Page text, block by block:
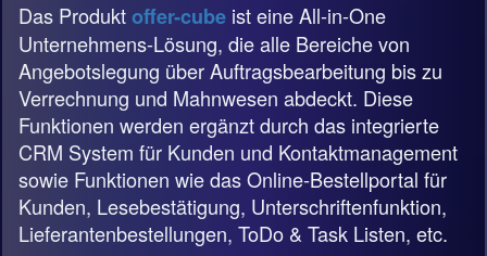
Das Produktoffer-cube ist eine All-in-One
Unternehmens-Lösung, die alle Bereiche von
Angebotslegung über Auftragsbearbeitung bis zu
Verrechnung und Mahnwesen abdeckt. Diese
Funktionen werden ergänzt durch das integrierte
CRM System für Kunden und Kontaktmanagement
sowie Funktionen wie das Online-Bestellportal für
Kunden, Lesebestätigung, Unterschriftenfunktion,
Lieferantenbestellungen, ToDo & Task Listen, etc.